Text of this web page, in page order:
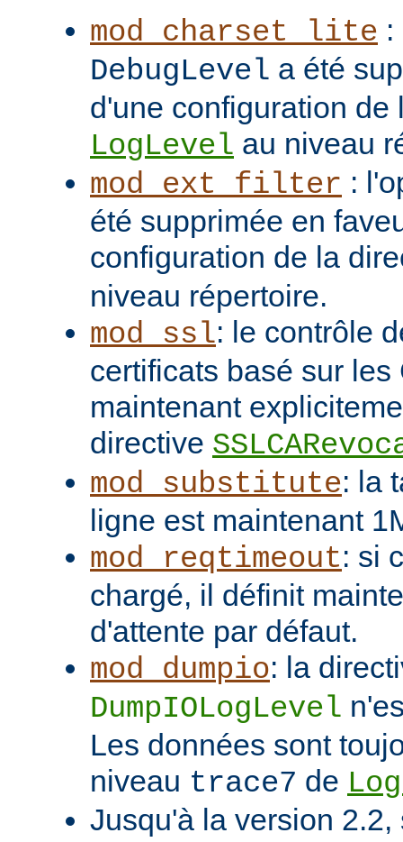
mod_charset_lite
DebugLevel a été
d'une configuration de
LogLevel au niveau
mod_ext_filter :
été supprimée en
configuration de la
niveau répertoire.
mod_ssl: le contrôle
certificats basé sur les
maintenant
directive
mod_substitute: la
ligne est maintenant
mod_reqtimeout: si
chargé, il définit
d'attente par défaut.
mod_dumpio: la
DumpIOLogLevel
Les données sont
niveau trace7 de
Jusqu'à la version